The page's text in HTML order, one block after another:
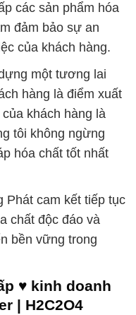
các sản phẩm hóa
đảm bảo sự an
của khách hàng.
một tương lai
hàng là điểm xuất
khách hàng là
tôi không ngừng
hóa chất tốt nhất
Phát cam kết tiếp tục
chất độc đáo và
bền vững trong
♥ kinh doanh
| H2C2O4